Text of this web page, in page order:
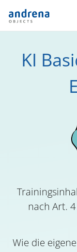
KI
nach Art.
Wie die